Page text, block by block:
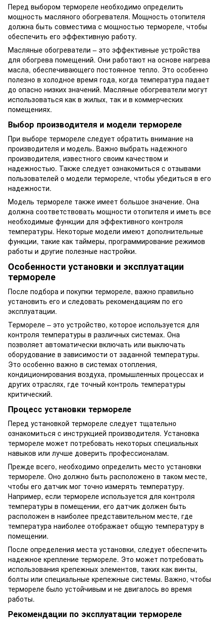
Перед выбором термореле необходимо определить
мощность масляного обогревателя. Мощность отопителя
должна быть совместима с мощностью термореле, чтобы
обеспечить его эффективную работу.
Масляные обогреватели – это эффективные устройства
для обогрева помещений. Они работают на основе нагрева
масла, обеспечивающего постоянное тепло. Это особенно
полезно в холодное время года, когда температура падает
до опасно низких значений. Масляные обогреватели могут
использоваться как в жилых, так и в коммерческих
помещениях.
Выбор производителя и модели термореле
При выборе термореле следует обратить внимание на
производителя и модель. Важно выбрать надежного
производителя, известного своим качеством и
надежностью. Также следует ознакомиться с отзывами
пользователей о модели термореле, чтобы убедиться в его
надежности.
Модель термореле также имеет большое значение. Она
должна соответствовать мощности отопителя и иметь все
необходимые функции для эффективного контроля
температуры. Некоторые модели имеют дополнительные
функции, такие как таймеры, программирование режимов
работы и другие полезные настройки.
Особенности установки и эксплуатации
термореле
После подбора и покупки термореле, важно правильно
установить его и следовать рекомендациям по его
эксплуатации.
Термореле – это устройство, которое используется для
контроля температуры в различных системах. Она
позволяет автоматически включать или выключать
оборудование в зависимости от заданной температуры.
Это особенно важно в системах отопления,
кондиционирования воздуха, промышленных процессах и
других отраслях, где точный контроль температуры
критический.
Процесс установки термореле
Перед установкой термореле следует тщательно
ознакомиться с инструкцией производителя. Установка
термореле может потребовать некоторых специальных
навыков или лучше доверить профессионалам.
Прежде всего, необходимо определить место установки
термореле. Оно должно быть расположено в таком месте,
чтобы его датчик мог точно измерять температуру.
Например, если термореле используется для контроля
температуры в помещении, его датчик должен быть
расположен в наиболее представительном месте, где
температура наиболее отображает общую температуру в
помещении.
После определения места установки, следует обеспечить
надежное крепление термореле. Это может потребовать
использования крепежных элементов, таких как винты,
болты или специальные крепежные системы. Важно, чтобы
термореле было устойчивым и не двигалось во время
работы.
Рекомендации по эксплуатации термореле